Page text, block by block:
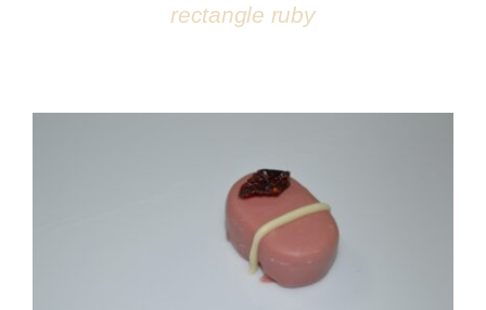
rectangle ruby
DÉTAILS